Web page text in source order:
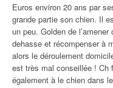
Euros environ 20 ans par
grande partie son chien. Il
un peu. Golden de
dehasse et récompenser à
alors le déroulement
est très mal conseillée ! Ch
également à le chien dans